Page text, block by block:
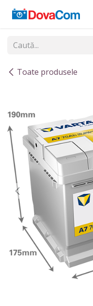
Toate produsele